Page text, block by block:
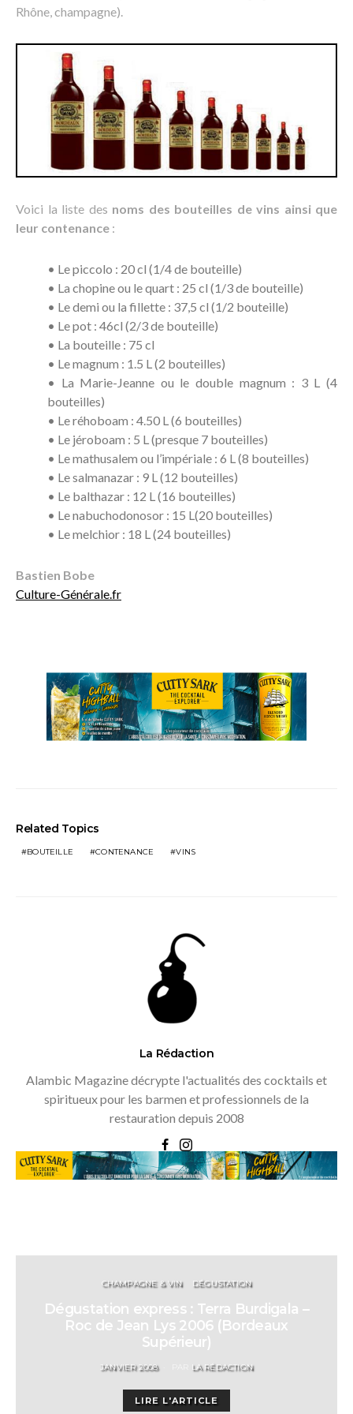
Rhône, champagne).
Voici la liste des noms des bouteilles de vins ainsi que
leur contenance :
• Le piccolo : 20 cl (1/4 de bouteille)
• La chopine ou le quart : 25 cl (1/3 de bouteille)
• Le demi ou la fillette : 37,5 cl (1/2 bouteille)
• Le pot : 46cl (2/3 de bouteille)
• La bouteille : 75 cl
• Le magnum : 1.5 L (2 bouteilles)
• La Marie-Jeanne ou le double magnum : 3 L (4
bouteilles)
• Le réhoboam : 4.50 L (6 bouteilles)
• Le jéroboam : 5 L (presque 7 bouteilles)
• Le mathusalem ou l’impériale : 6 L (8 bouteilles)
• Le salmanazar : 9 L (12 bouteilles)
• Le balthazar : 12 L (16 bouteilles)
• Le nabuchodonosor : 15 L(20 bouteilles)
• Le melchior : 18 L (24 bouteilles)
Bastien Bobe
Culture-Générale.fr
Related Topics
BOUTEILLE CONTENANCE VINS
La Rédaction
Alambic Magazine décrypte l'actualités des cocktails et
spiritueux pour les barmen et professionnels de la
restauration depuis 2008
CHAMPAGNE & VIN DÉGUSTATION
Dégustation express : Terra Burdigala –
Roc de Jean Lys 2006 (Bordeaux
Supérieur)
POSTED
JANVIER 2008 LA RÉDACTION
LIRE L'ARTICLE